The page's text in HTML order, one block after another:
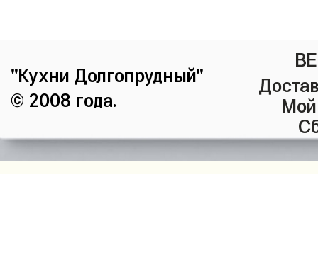
"Кухни Долгопрудный"
© 2008 года.